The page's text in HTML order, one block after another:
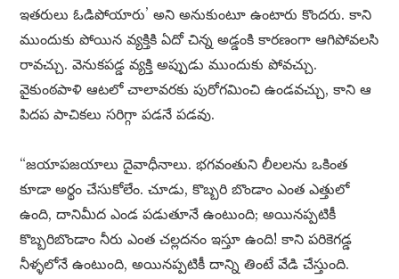
ఇతరులు ఓడిపోయారు’ అని అనుకుంటూ ఉంటారు కొందరు. కాని
ముందుకు పోయిన వ్యక్తికి ఏదో చిన్న అడ్డంకి కారణంగా ఆగిపోవలసి
రావచ్చు. వెనుకపడ్డ వ్యక్తి అప్పుడు ముందుకు పోవచ్చు.
వైకుంఠపాళి ఆటలో చాలావరకు పురోగమించి ఉండవచ్చు, కాని ఆ
పిదప పాచికలు సరిగ్గా పడనే పడవు.
“జయాపజయాలు దైవాధీనాలు. భగవంతుని లీలలను ఒకింత
కూడా అర్థం చేసుకోలేం. చూడు, కొబ్బరి బొండాం ఎంత ఎత్తులో
ఉంది, దానిమీద ఎండ పడుతూనే ఉంటుంది; అయినప్పటికీ
కొబ్బరిబొండాం నీరు ఎంత చల్లదనం ఇస్తూ ఉంది! కాని పరికెగడ్డ
నీళ్ళలోనే ఉంటుంది, అయినప్పటికీ దాన్ని తింటే వేడి చేస్తుంది.